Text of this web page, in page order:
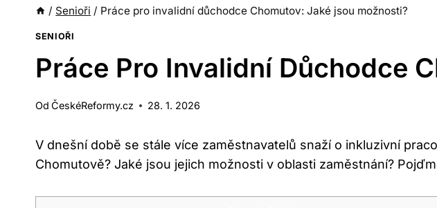
/ Senioři / Práce pro invalidní důchodce Chomutov: Jaké jsou možnosti?
SENIOŘI
Práce Pro Invalidní Důchodce
Od ČeskéReformy.cz 28. 1. 2026
V dnešní době se stále více zaměstnavatelů snaží o inkluzivní
Chomutově? Jaké jsou jejich možnosti v oblasti zaměstnání?